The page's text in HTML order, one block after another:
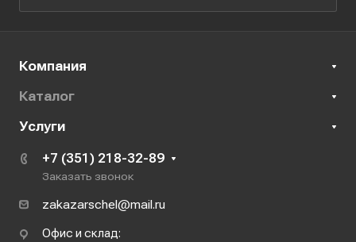
Компания
Каталог
Услуги
+7 (351) 218-32-89
Заказать звонок
zakazarschel@mail.ru
Офис и склад: